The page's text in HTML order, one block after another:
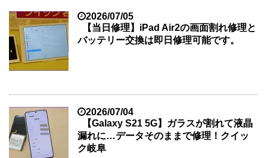
2026/07/05
【当日修理】iPad Air2の画面割れ修理と
バッテリー交換は即日修理可能です。
2026/07/04
【Galaxy S21 5G】ガラスが割れて液晶
漏れに…データそのままで修理！クイッ
ク岐阜